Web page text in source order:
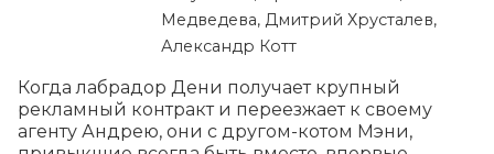
Медведева, Дмитрий Хрусталев,
Александр Котт
Когда лабрадор Дени получает крупный
рекламный контракт и переезжает к своему
агенту Андрею, они с другом-котом Мэни,